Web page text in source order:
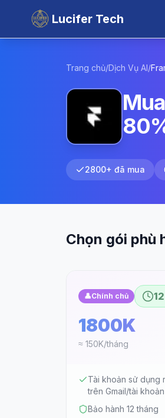
Lucifer Tech
Trang chủ/Dịch Vụ AI/
2800+ đã mua
Chọn gói phù
👤Chính chủ
1800K
≈ 150K/tháng
Tài khoản sử dụng
trên Gmail/tài
Bảo hành 12 tháng